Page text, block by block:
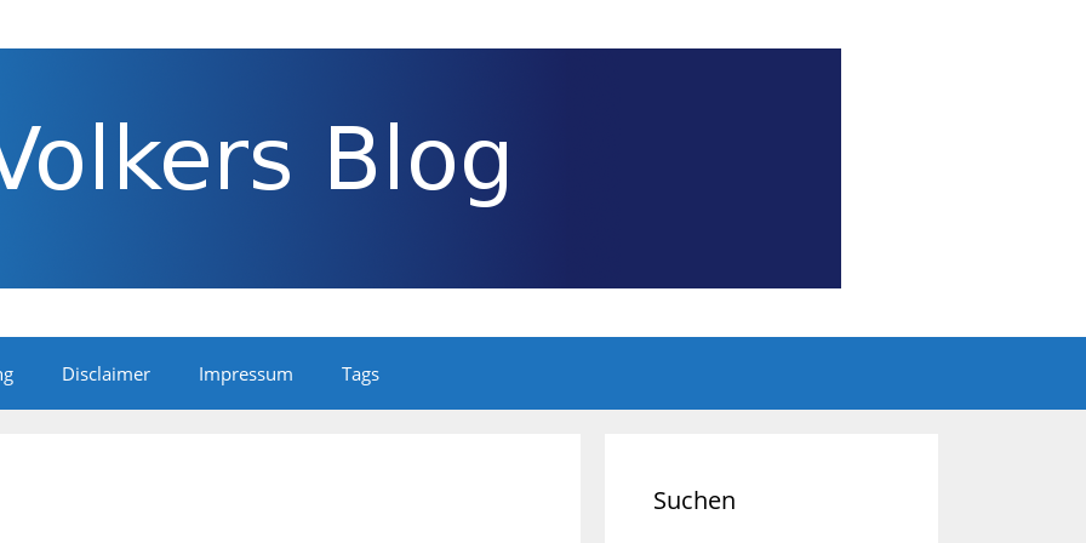
Disclaimer Impressum Tags
Suchen